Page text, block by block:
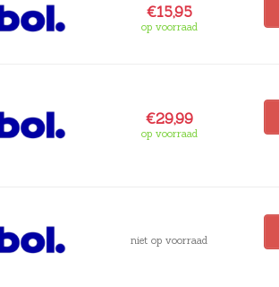
€15,95
op voorraad
€29,99
op voorraad
niet op voorraad